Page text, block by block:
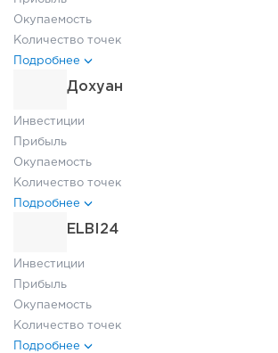
Окупаемость
Количество точек
Подробнее
Дохуан
Инвестиции
Прибыль
Окупаемость
Количество точек
Подробнее
ELBI24
Инвестиции
Прибыль
Окупаемость
Количество точек
Подробнее